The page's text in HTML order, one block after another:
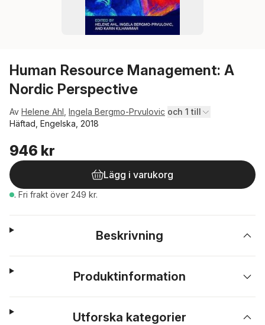
Human Resource Management: A
Nordic Perspective
Av Helene Ahl Ingela Bergmo-Prvulovic och 1 till
Häftad, Engelska, 2018
946 kr
Lägg i varukorg
. Fri frakt över 249 kr.
Beskrivning
Produktinformation
Utforska kategorier